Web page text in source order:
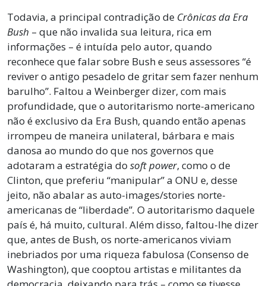
Todavia, a principal contradição de Crônicas da Era
Bush – que não invalida sua leitura, rica em
informações – é intuída pelo autor, quando
reconhece que falar sobre Bush e seus assessores “é
reviver o antigo pesadelo de gritar sem fazer nenhum
barulho”. Faltou a Weinberger dizer, com mais
profundidade, que o autoritarismo norte-americano
não é exclusivo da Era Bush, quando então apenas
irrompeu de maneira unilateral, bárbara e mais
danosa ao mundo do que nos governos que
adotaram a estratégia do soft power, como o de
Clinton, que preferiu “manipular” a ONU e, desse
jeito, não abalar as auto-images/stories norte-
americanas de “liberdade”. O autoritarismo daquele
país é, há muito, cultural. Além disso, faltou-lhe dizer
que, antes de Bush, os norte-americanos viviam
inebriados por uma riqueza fabulosa (Consenso de
Washington), que cooptou artistas e militantes da